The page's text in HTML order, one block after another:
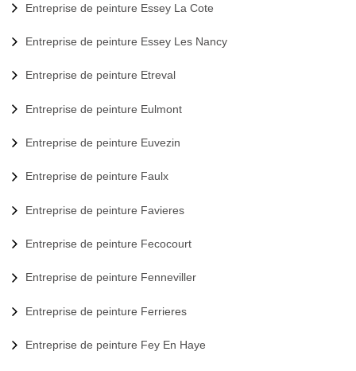
Entreprise de peinture Essey La Cote
Entreprise de peinture Essey Les Nancy
Entreprise de peinture Etreval
Entreprise de peinture Eulmont
Entreprise de peinture Euvezin
Entreprise de peinture Faulx
Entreprise de peinture Favieres
Entreprise de peinture Fecocourt
Entreprise de peinture Fenneviller
Entreprise de peinture Ferrieres
Entreprise de peinture Fey En Haye